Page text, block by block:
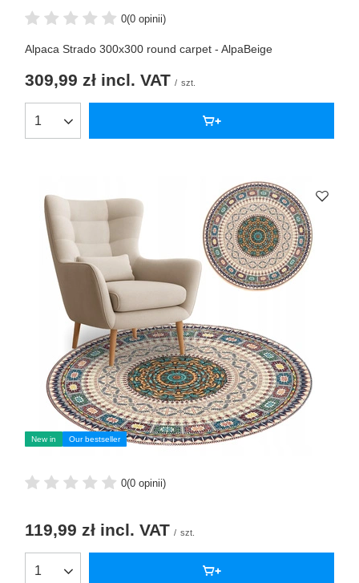
0(0 opinii)
Alpaca Strado 300x300 round carpet - AlpaBeige
309,99 zł incl. VAT / szt.
New in Our bestseller
0(0 opinii)
119,99 zł incl. VAT / szt.